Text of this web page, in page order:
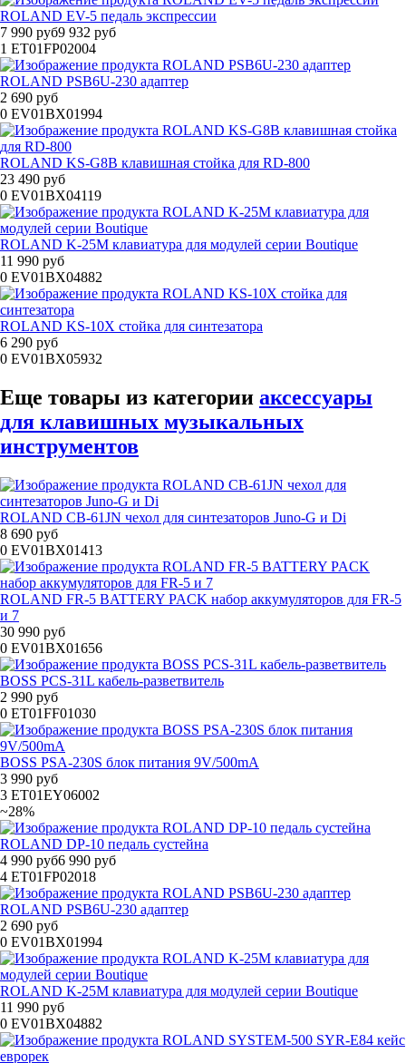
ROLAND EV-5 педаль экспрессии
7 990 руб9 932 руб
1 ET01FP02004
ROLAND PSB6U-230 адаптер
2 690 руб
0 EV01BX01994
ROLAND KS-G8B клавишная стойка для RD-800
23 490 руб
0 EV01BX04119
ROLAND K-25M клавиатура для модулей серии Boutique
11 990 руб
0 EV01BX04882
ROLAND KS-10X стойка для синтезатора
6 290 руб
0 EV01BX05932
Еще товары из категории аксессуары
для клавишных музыкальных
инструментов
ROLAND CB-61JN чехол для синтезаторов Juno-G и Di
8 690 руб
0 EV01BX01413
ROLAND FR-5 BATTERY PACK набор аккумуляторов для FR-5
и 7
30 990 руб
0 EV01BX01656
BOSS PCS-31L кабель-разветвитель
2 990 руб
0 ET01FF01030
BOSS PSA-230S блок питания 9V/500mA
3 990 руб
3 ET01EY06002
~28%
ROLAND DP-10 педаль сустейна
4 990 руб6 990 руб
4 ET01FP02018
ROLAND PSB6U-230 адаптер
2 690 руб
0 EV01BX01994
ROLAND K-25M клавиатура для модулей серии Boutique
11 990 руб
0 EV01BX04882